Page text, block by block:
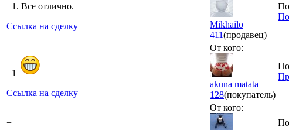
+1. Все отлично.
Ссылка на сделку
Mikhailo
411(продавец)
По
+1
Ссылка на сделку
От кого:
akuna matata
128(покупатель)
По
+
От кого:
По